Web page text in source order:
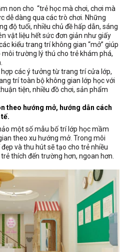
non cho “trẻ học mà chơi, chơi mà
dễ dàng qua các trò chơi. Những
độ tuổi, nhiều chủ đề hấp dẫn, sáng
vật liệu hết sức đơn giản như giấy
kiểu trang trí không gian “mở” giúp
trường lý thú cho trẻ khám phá,
các ý tưởng từ trang trí cửa lớp,
trí toàn bộ không gian lớp học với
tiện, nhiều đồ chơi, sản phẩm
theo hướng mở, hướng dẫn cách
một số mẫu bố trí lớp học mầm
theo xu hướng mở. Trong môi
và thu hút sẽ tạo cho trẻ nhiều
thích đến trường hơn, ngoan hơn.